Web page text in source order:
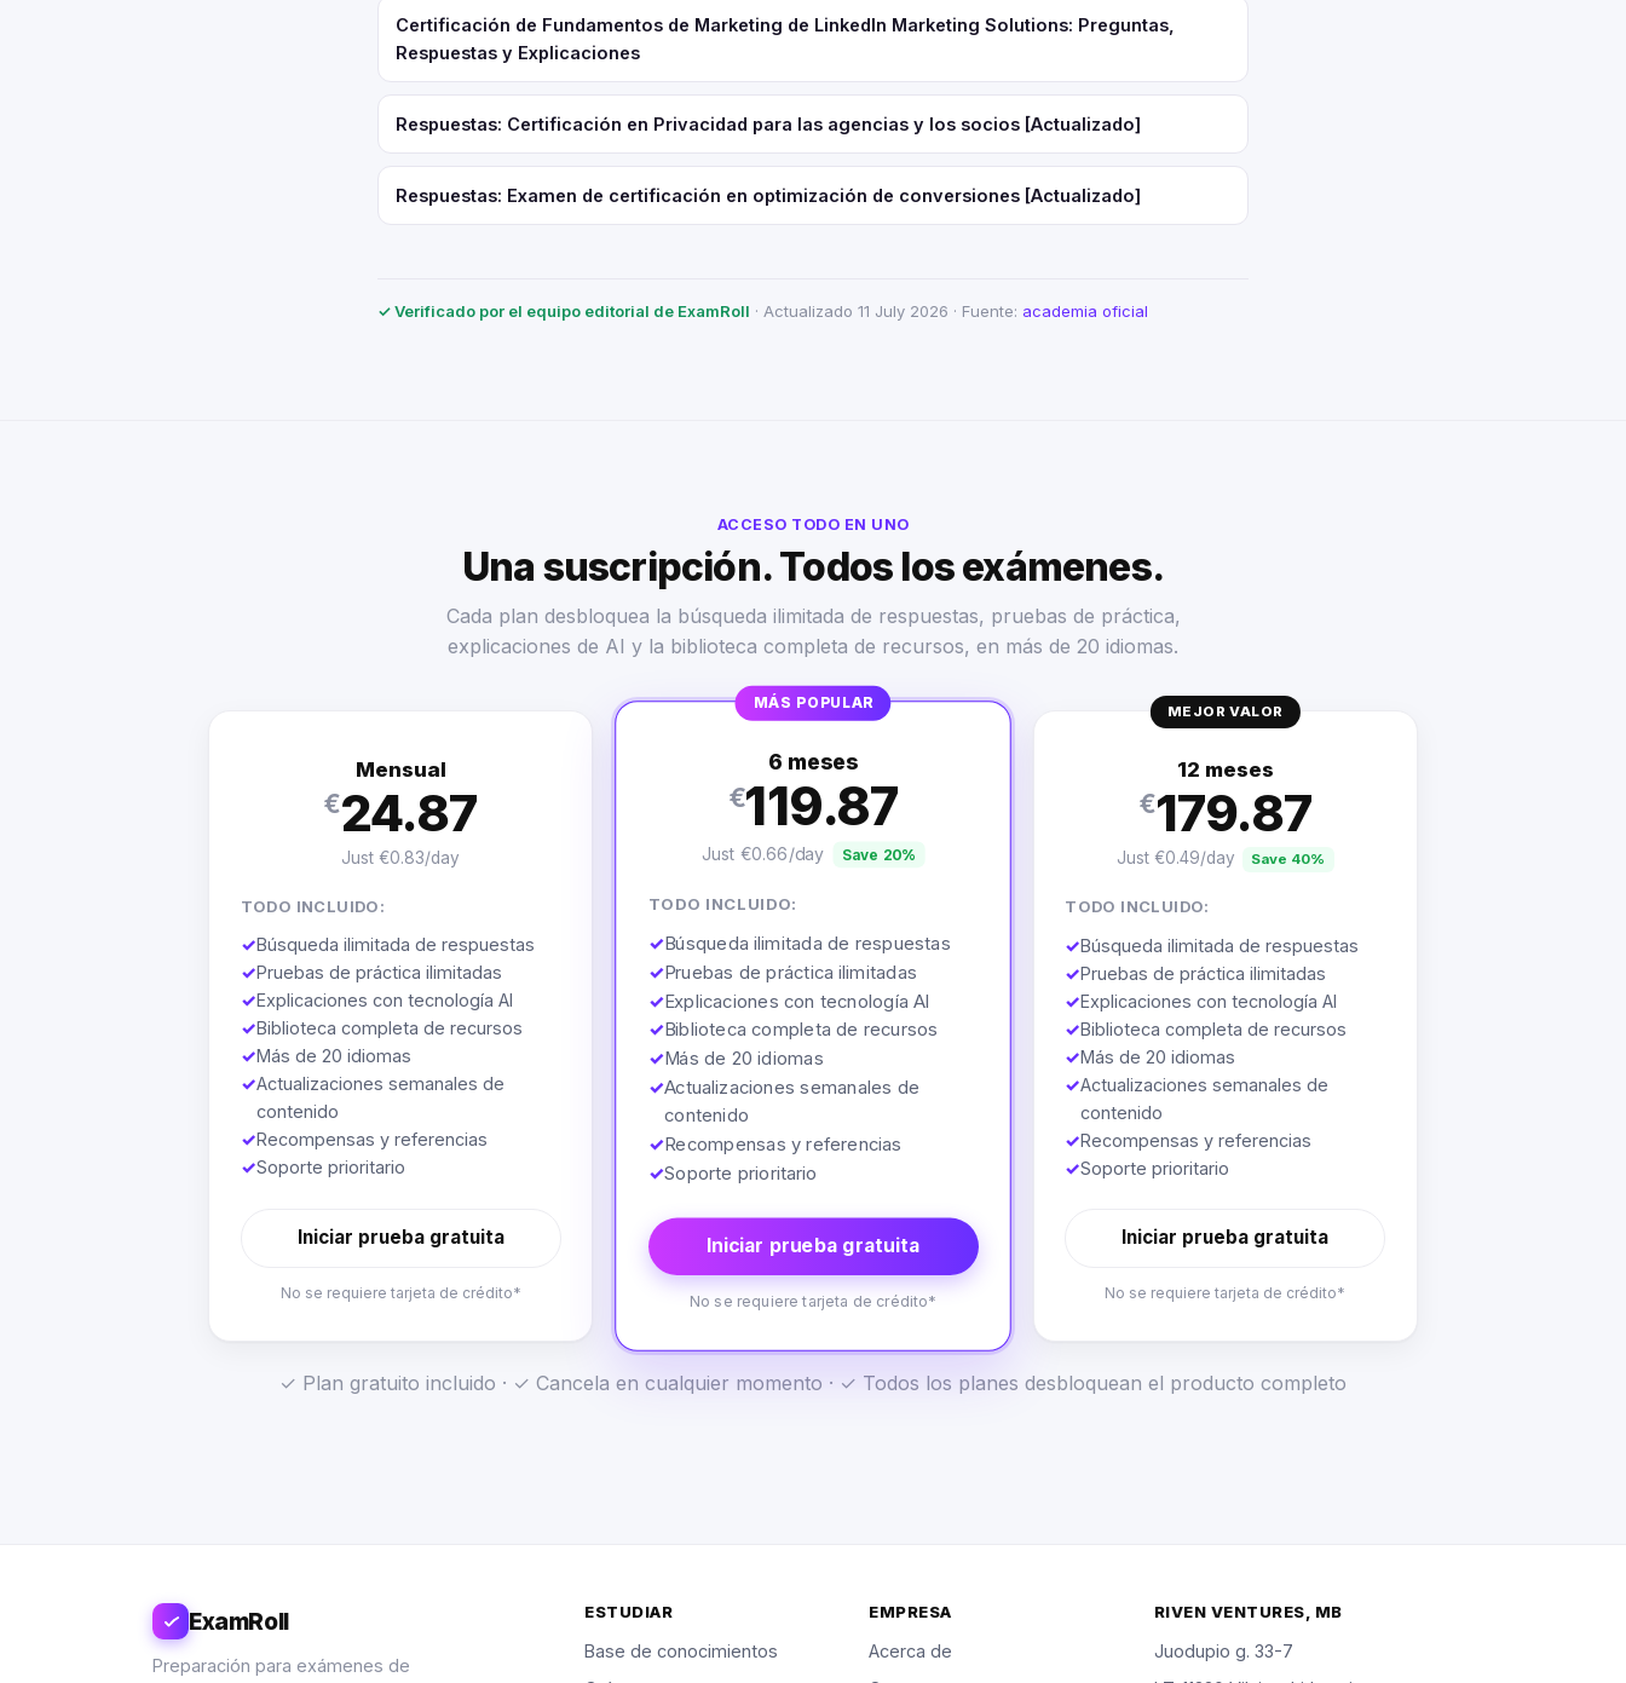
Certificación de Fundamentos de Marketing de LinkedIn Marketing Solutions: Preguntas,
Respuestas y Explicaciones
Respuestas: Certificación en Privacidad para las agencias y los socios [Actualizado]
Respuestas: Examen de certificación en optimización de conversiones [Actualizado]
✓ Verificado por el equipo editorial de ExamRoll · Actualizado 11 July 2026 · Fuente: academia oficial
ACCESO TODO EN UNO
Una suscripción. Todos los exámenes.
Cada plan desbloquea la búsqueda ilimitada de respuestas, pruebas de práctica,
explicaciones de AI y la biblioteca completa de recursos, en más de 20 idiomas.
Mensual
€24.87
Just €0.83/day
TODO INCLUIDO:
✓Búsqueda ilimitada de respuestas
✓Pruebas de práctica ilimitadas
✓Explicaciones con tecnología AI
✓Biblioteca completa de recursos
✓Más de 20 idiomas
✓Actualizaciones semanales de
contenido
✓Recompensas y referencias
✓Soporte prioritario
Iniciar prueba gratuita
No se requiere tarjeta de crédito*
MÁS POPULAR
6 meses
€119.87
Just €0.66/day Save 20%
TODO INCLUIDO:
✓Búsqueda ilimitada de respuestas
✓Pruebas de práctica ilimitadas
✓Explicaciones con tecnología AI
✓Biblioteca completa de recursos
✓Más de 20 idiomas
✓Actualizaciones semanales de
contenido
✓Recompensas y referencias
✓Soporte prioritario
Iniciar prueba gratuita
No se requiere tarjeta de crédito*
MEJOR VALOR
12 meses
€179.87
Just €0.49/day Save 40%
TODO INCLUIDO:
✓Búsqueda ilimitada de respuestas
✓Pruebas de práctica ilimitadas
✓Explicaciones con tecnología AI
✓Biblioteca completa de recursos
✓Más de 20 idiomas
✓Actualizaciones semanales de
contenido
✓Recompensas y referencias
✓Soporte prioritario
Iniciar prueba gratuita
No se requiere tarjeta de crédito*
✓ Plan gratuito incluido · ✓ Cancela en cualquier momento · ✓ Todos los planes desbloquean el producto completo
ExamRoll
Preparación para exámenes de
ESTUDIAR
Base de conocimientos
EMPRESA
Acerca de
RIVEN VENTURES, MB
Juodupio g. 33-7